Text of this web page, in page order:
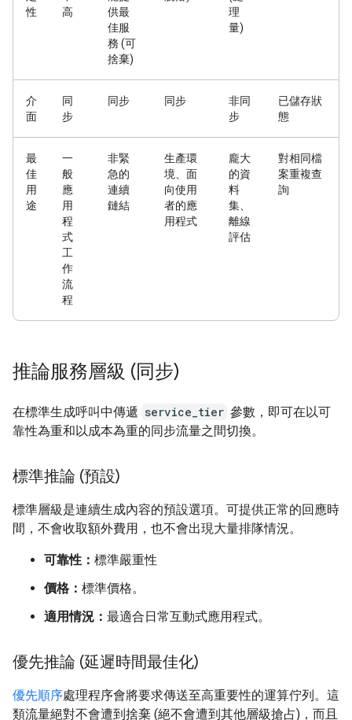
性
高
供最
佳服
務 (可
捨棄)
理
量)
介
面
同
步
同步 同步
非同
步
已儲存狀
態
最
佳
用
途
一
般
應
用
程
式
工
作
流
程
非緊
急的
連續
鏈結
生產環
境、面
向使用
者的應
用程式
龐大
的資
料
集、
離線
評估
對相同檔
案重複查
詢
推論服務層級 (同步)
在標準生成呼叫中傳遞 service_tier 參數，即可在以可
靠性為重和以成本為重的同步流量之間切換。
標準推論 (預設)
標準層級是連續生成內容的預設選項。可提供正常的回應時
間，不會收取額外費用，也不會出現大量排隊情況。
可靠性： 標準嚴重性
價格： 標準價格。
適用情況： 最適合日常互動式應用程式。
優先推論 (延遲時間最佳化)
優先順序處理程序會將要求傳送至高重要性的運算佇列。這
類流量絕對不會遭到捨棄 (絕不會遭到其他層級搶占)，而且